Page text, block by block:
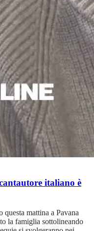
italiano è
mattina a Pavana
la famiglia sottolineando